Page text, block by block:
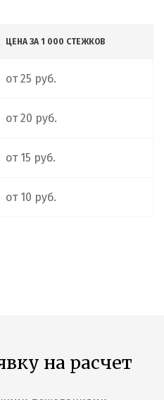
ЦЕНА ЗА 1 000 СТЕЖКОВ
от 25 руб.
от 20 руб.
от 15 руб.
от 10 руб.
на расчет